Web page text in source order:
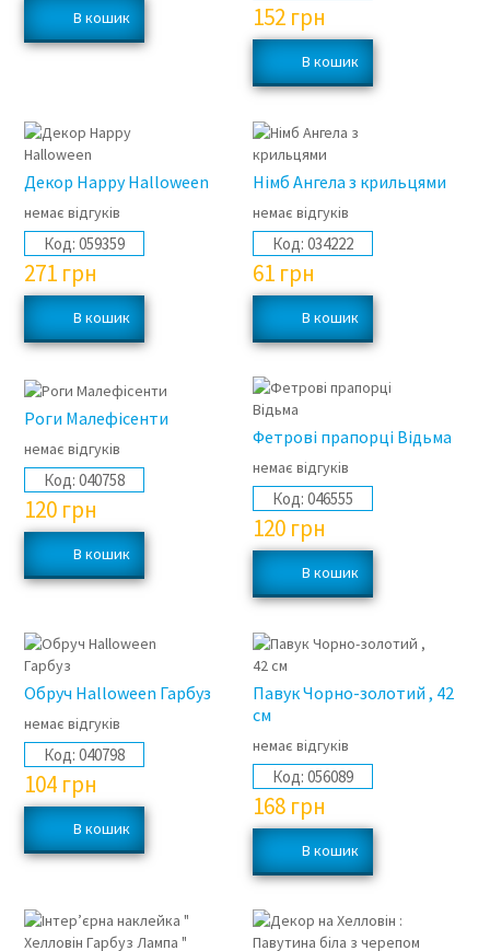
152 грн
Декор Happy Halloween
немає відгуків
Код: 059359
271 грн
Німб Ангела з крильцями
немає відгуків
Код: 034222
61 грн
Роги Малефісенти
немає відгуків
Код: 040758
120 грн
Фетрові прапорці Відьма
немає відгуків
Код: 046555
120 грн
Обруч Halloween Гарбуз
немає відгуків
Код: 040798
104 грн
Павук Чорно-золотий , 42
см
немає відгуків
Код: 056089
168 грн